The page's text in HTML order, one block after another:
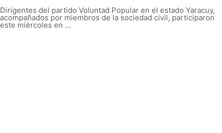
Dirigentes del partido Voluntad Popular en el estado Yaracuy,
acompañados por miembros de la sociedad civil, participaron
este miércoles en ...